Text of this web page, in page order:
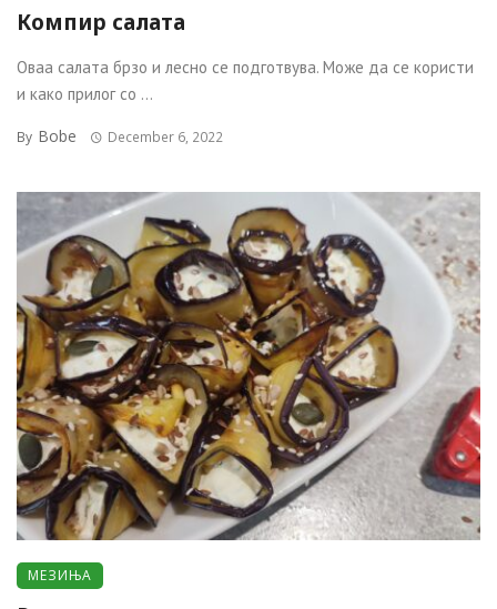
Компир салата
Оваа салата брзо и лесно се подготвува. Може да се користи
и како прилог со ...
By Bobe December 6, 2022
МЕЗИЊА